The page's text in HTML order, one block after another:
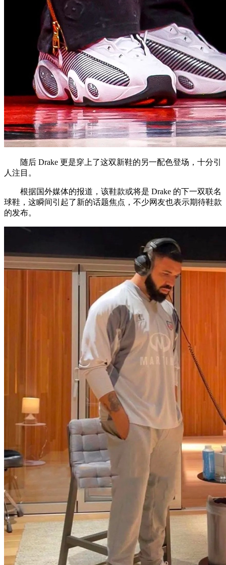
随后 Drake 更是穿上了这双新鞋的另一配色登场，十分引
人注目。
根据国外媒体的报道，该鞋款或将是 Drake 的下一双联名
球鞋，这瞬间引起了新的话题焦点，不少网友也表示期待鞋款
的发布。